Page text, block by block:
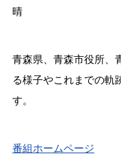
晴
青森県、青森市役所、
る様子やこれまでの軌
す。
番組ホームページ